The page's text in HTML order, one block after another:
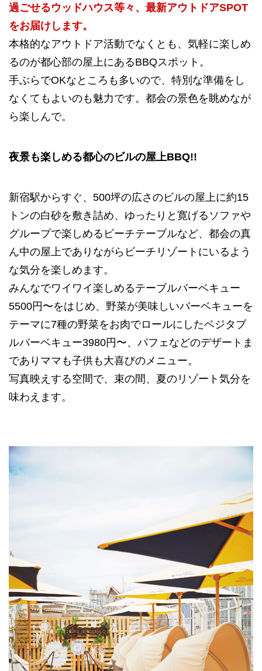
過ごせるウッドハウス等々、最新アウトドアSPOT
をお届けします。
本格的なアウトドア活動でなくとも、気軽に楽しめ
るのが都心部の屋上にあるBBQスポット。
手ぶらでOKなところも多いので、特別な準備をし
なくてもよいのも魅力です。都会の景色を眺めなが
ら楽しんで。
夜景も楽しめる都心のビルの屋上BBQ!!
新宿駅からすぐ、500坪の広さのビルの屋上に約15
トンの白砂を敷き詰め、ゆったりと寛げるソファや
グループで楽しめるビーチテーブルなど、都会の真
ん中の屋上でありながらビーチリゾートにいるよう
な気分を楽しめます。
みんなでワイワイ楽しめるテーブルバーベキュー
5500円〜をはじめ、野菜が美味しいバーベキューを
テーマに7種の野菜をお肉でロールにしたベジタブ
ルバーベキュー3980円〜、パフェなどのデザートま
でありママも子供も大喜びのメニュー。
写真映えする空間で、束の間、夏のリゾート気分を
味わえます。